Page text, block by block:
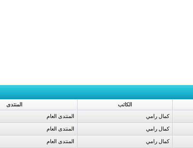
الكاتب
المنتدى
كمال رامي المنتدى العام
كمال رامي المنتدى العام
كمال رامي المنتدى العام